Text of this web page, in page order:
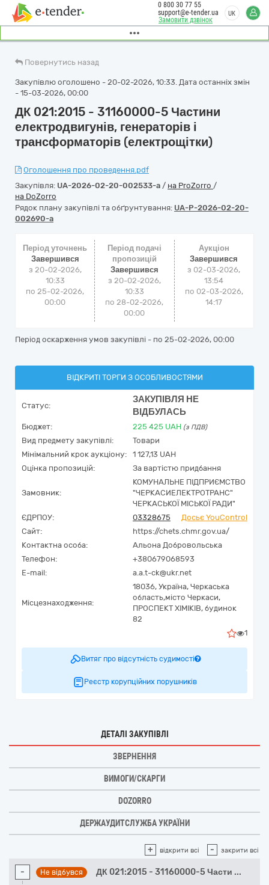
Замовити дзвінок
0 800 30 77 55
support@e-tender.ua
UK
Повернутись назад
Закупівлю оголошено - 20-02-2026, 10:33. Дата останніх змін
- 15-03-2026, 00:00
ДК 021:2015 - 31160000-5 Частини
електродвигунів, генераторів і
трансформаторів (електрощітки)
Оголошення про проведення.pdf
Закупівля: UA-2026-02-20-002533-a / на ProZorro /
на DoZorro
Рядок плану закупівлі та обґрунтування: UA-P-2026-02-20-
002690-a
Період уточнень
Завершився
з 20-02-2026,
10:33
по 25-02-2026,
00:00
Період подачі
пропозицій
Завершився
з 20-02-2026,
10:33
по 28-02-2026,
00:00
Аукціон
Завершився
з 02-03-2026,
13:54
по 02-03-2026,
14:17
Період оскарження умов закупівлі - по 25-02-2026, 00:00
ВІДКРИТІ ТОРГИ З ОСОБЛИВОСТЯМИ
Статус:
ЗАКУПІВЛЯ НЕ
ВІДБУЛАСЬ
Бюджет: 225 425 UAH (з ПДВ)
Вид предмету закупівлі:
Товари
Мінімальний крок аукціону:
1 127,13 UAH
Оцінка пропозицій:
За вартістю придбання
Замовник:
КОМУНАЛЬНЕ ПІДПРИЄМСТВО
"ЧЕРКАСИЕЛЕКТРОТРАНС"
ЧЕРКАСЬКОЇ МІСЬКОЇ РАДИ"
ЄДРПОУ:
03328675
Досьє YouControl
Сайт:
https://chets.chmr.gov.ua/
Контактна особа:
Альона Добровольська
Телефон:
+380679068593
E-mail:
a.a.t-ck@ukr.net
Місцезнаходження:
18036, Україна, Черкаська
область,місто Черкаси,
ПРОСПЕКТ ХІМІКІВ, будинок
82
1
Витяг про відсутність судимості
Реєстр корупційних порушників
ДЕТАЛІ ЗАКУПІВЛІ
ЗВЕРНЕННЯ
ВИМОГИ/СКАРГИ
DOZORRO
ДЕРЖАУДИТСЛУЖБА УКРАЇНИ
+ відкрити всі - закрити всі
- Не відбувся ДК 021:2015 - 31160000-5 Части ...